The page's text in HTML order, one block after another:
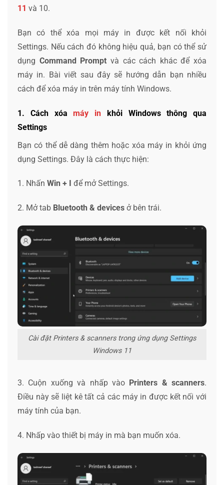
11 và 10.
Bạn có thể xóa mọi máy in được kết nối khỏi
Settings. Nếu cách đó không hiệu quả, bạn có thể sử
dụng Command Prompt và các cách khác để xóa
máy in. Bài viết sau đây sẽ hướng dẫn bạn nhiều
cách để xóa máy in trên máy tính Windows.
1. Cách xóamáy in khỏi Windows thông qua
Settings
Bạn có thể dễ dàng thêm hoặc xóa máy in khỏi ứng
dụng Settings. Đây là cách thực hiện:
1. Nhấn Win + I để mở Settings.
2. Mở tab Bluetooth & devices ở bên trái.
Cài đặt Printers & scanners trong ứng dụng Settings
Windows 11
3. Cuộn xuống và nhấp vào Printers & scanners.
Điều này sẽ liệt kê tất cả các máy in được kết nối với
máy tính của bạn.
4. Nhấp vào thiết bị máy in mà bạn muốn xóa.